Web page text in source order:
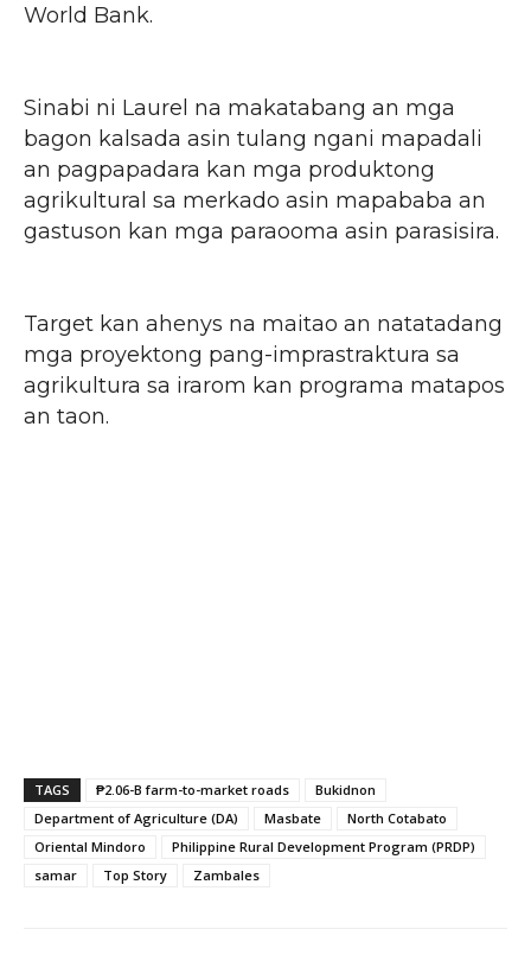
World Bank.
Sinabi ni Laurel na makatabang an mga
bagon kalsada asin tulang ngani mapadali
an pagpapadara kan mga produktong
agrikultural sa merkado asin mapababa an
gastuson kan mga paraooma asin parasisira.
Target kan ahenys na maitao an natatadang
mga proyektong pang-imprastraktura sa
agrikultura sa irarom kan programa matapos
an taon.
TAGS ₱2.06-B farm-to-market roads
Bukidnon
Department of Agriculture (DA)
Masbate
North Cotabato
Oriental Mindoro
Philippine Rural Development Program (PRDP)
samar
Top Story Zambales